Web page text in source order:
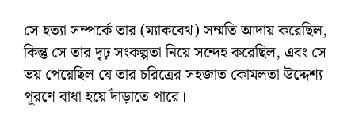
সে হত্যা সম্পর্কে তার (ম্যাকবেথ) সম্মতি আদায় করেছিল,
কিন্তু সে তার দৃঢ় সংকল্পতা নিয়ে সন্দেহ করেছিল, এবং সে
ভয় পেয়েছিল যে তার চরিত্রের সহজাত কোমলতা উদ্দেশ্য
পূরণে বাধা হয়ে দাঁড়াতে পারে।